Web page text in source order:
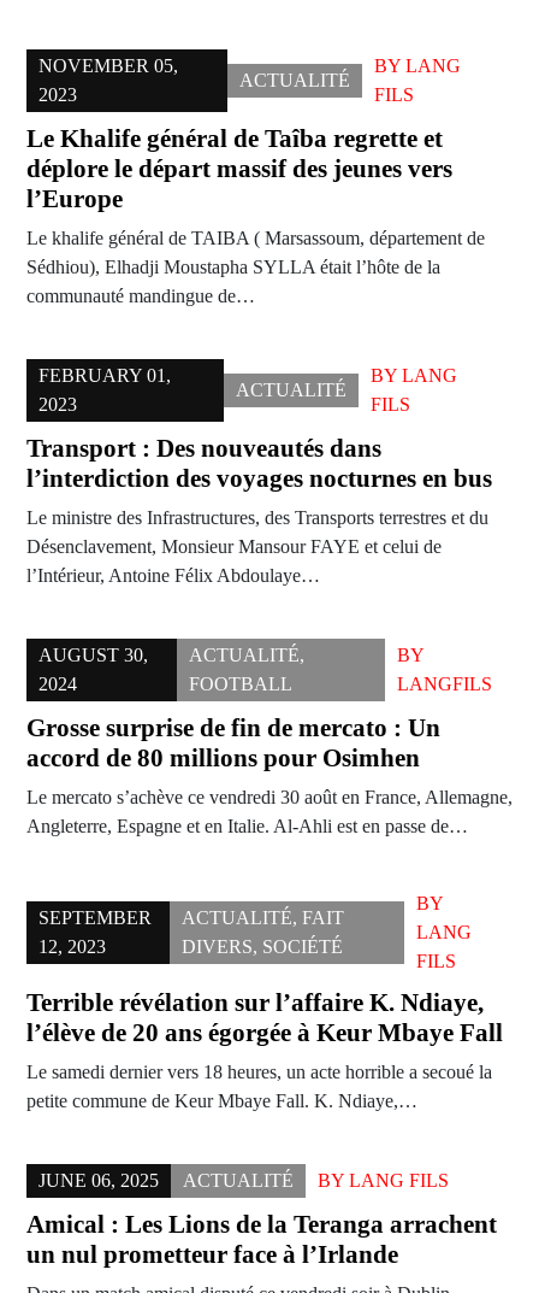
NOVEMBER 05,
2023
ACTUALITÉ
BY LANG
FILS
Le Khalife général de Taîba regrette et
déplore le départ massif des jeunes vers
l’Europe
Le khalife général de TAIBA ( Marsassoum, département de
Sédhiou), Elhadji Moustapha SYLLA était l’hôte de la
communauté mandingue de…
FEBRUARY 01,
2023
ACTUALITÉ
BYLANG
FILS
Transport : Des nouveautés dans
l’interdiction des voyages nocturnes en bus
Le ministre des Infrastructures, des Transports terrestres et du
Désenclavement, Monsieur Mansour FAYE et celui de
l’Intérieur, Antoine Félix Abdoulaye…
AUGUST 30,
2024
ACTUALITÉ,
FOOTBALL
BY
LANGFILS
Grosse surprise de fin de mercato : Un
accord de 80 millions pour Osimhen
Le mercato s’achève ce vendredi 30 août en France, Allemagne,
Angleterre, Espagne et en Italie. Al-Ahli est en passe de…
SEPTEMBER
12, 2023
ACTUALITÉ, FAIT
DIVERS, SOCIÉTÉ
BY
LANG
FILS
Terrible révélation sur l’affaire K. Ndiaye,
l’élève de 20 ans égorgée à Keur Mbaye Fall
Le samedi dernier vers 18 heures, un acte horrible a secoué la
petite commune de Keur Mbaye Fall. K. Ndiaye,…
JUNE 06, 2025 ACTUALITÉ BY LANG FILS
Amical : Les Lions de la Teranga arrachent
un nul prometteur face à l’Irlande